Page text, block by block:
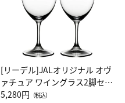
[リーデル]JALオリジナル オヴ
ァチュア ワイングラス2脚セッ
ト（レッドワイン）
5,280円 （税込）